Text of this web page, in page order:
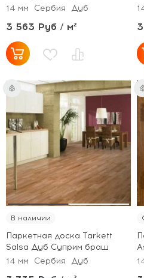
14 мм
Сербия Дуб
3 563 Руб / м²
В наличии
Паркетная доска Tarkett
Salsa Дуб Суприм браш
14 мм
Сербия Дуб